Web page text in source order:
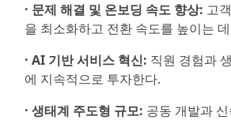
· 문제 해결 및 온보딩 속도 향상: 고
을 최소화하고 전환 속도를 높이는
· AI 기반 서비스 혁신: 직원 경험과
에 지속적으로 투자한다.
· 생태계 주도형 규모: 공동 개발과